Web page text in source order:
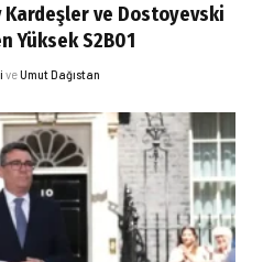
Kardeşler ve Dostoyevski
Yüksek S2B01
veUmut Dağıstan